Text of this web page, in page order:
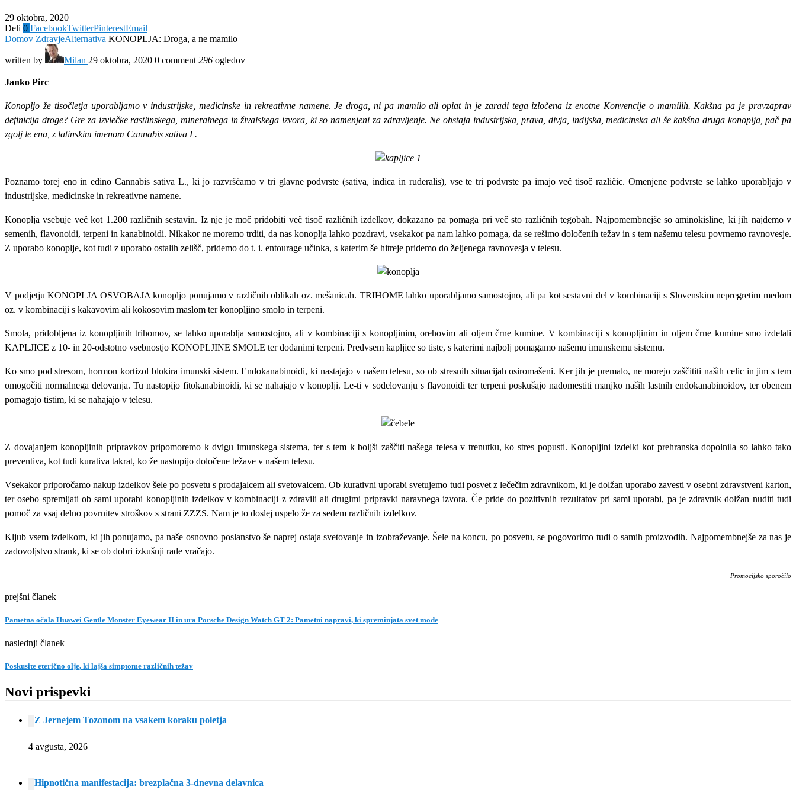
29 oktobra, 2020
Deli 0 FacebookTwitterPinterestEmail
Domov ZdravjeAlternativa KONOPLJA: Droga, a ne mamilo
written by Milan 29 oktobra, 2020 0 comment 296 ogledov
Janko Pirc
Konopljo že tisočletja uporabljamo v industrijske, medicinske in rekreativne namene. Je droga, ni pa mamilo ali opiat in je zaradi tega izločena iz enotne Konvencije o mamilih. Kakšna pa je pravzaprav
definicija droge? Gre za izvlečke rastlinskega, mineralnega in živalskega izvora, ki so namenjeni za zdravljenje. Ne obstaja industrijska, prava, divja, indijska, medicinska ali še kakšna druga konoplja, pač pa
zgolj le ena, z latinskim imenom Cannabis sativa L.
Poznamo torej eno in edino Cannabis sativa L., ki jo razvrščamo v tri glavne podvrste (sativa, indica in ruderalis), vse te tri podvrste pa imajo več tisoč različic. Omenjene podvrste se lahko uporabljajo v
industrijske, medicinske in rekreativne namene.
Konoplja vsebuje več kot 1.200 različnih sestavin. Iz nje je moč pridobiti več tisoč različnih izdelkov, dokazano pa pomaga pri več sto različnih tegobah. Najpomembnejše so aminokisline, ki jih najdemo v
semenih, flavonoidi, terpeni in kanabinoidi. Nikakor ne moremo trditi, da nas konoplja lahko pozdravi, vsekakor pa nam lahko pomaga, da se rešimo določenih težav in s tem našemu telesu povrnemo ravnovesje.
Z uporabo konoplje, kot tudi z uporabo ostalih zelišč, pridemo do t. i. entourage učinka, s katerim še hitreje pridemo do željenega ravnovesja v telesu.
V podjetju KONOPLJA OSVOBAJA konopljo ponujamo v različnih oblikah oz. mešanicah. TRIHOME lahko uporabljamo samostojno, ali pa kot sestavni del v kombinaciji s Slovenskim nepregretim medom
oz. v kombinaciji s kakavovim ali kokosovim maslom ter konopljino smolo in terpeni.
Smola, pridobljena iz konopljinih trihomov, se lahko uporablja samostojno, ali v kombinaciji s konopljinim, orehovim ali oljem črne kumine. V kombinaciji s konopljinim in oljem črne kumine smo izdelali
KAPLJICE z 10- in 20-odstotno vsebnostjo KONOPLJINE SMOLE ter dodanimi terpeni. Predvsem kapljice so tiste, s katerimi najbolj pomagamo našemu imunskemu sistemu.
Ko smo pod stresom, hormon kortizol blokira imunski sistem. Endokanabinoidi, ki nastajajo v našem telesu, so ob stresnih situacijah osiromašeni. Ker jih je premalo, ne morejo zaščititi naših celic in jim s tem
omogočiti normalnega delovanja. Tu nastopijo fitokanabinoidi, ki se nahajajo v konoplji. Le-ti v sodelovanju s flavonoidi ter terpeni poskušajo nadomestiti manjko naših lastnih endokanabinoidov, ter obenem
pomagajo tistim, ki se nahajajo v telesu.
Z dovajanjem konopljinih pripravkov pripomoremo k dvigu imunskega sistema, ter s tem k boljši zaščiti našega telesa v trenutku, ko stres popusti. Konopljini izdelki kot prehranska dopolnila so lahko tako
preventiva, kot tudi kurativa takrat, ko že nastopijo določene težave v našem telesu.
Vsekakor priporočamo nakup izdelkov šele po posvetu s prodajalcem ali svetovalcem. Ob kurativni uporabi svetujemo tudi posvet z lečečim zdravnikom, ki je dolžan uporabo zavesti v osebni zdravstveni karton,
ter osebo spremljati ob sami uporabi konopljinih izdelkov v kombinaciji z zdravili ali drugimi pripravki naravnega izvora. Če pride do pozitivnih rezultatov pri sami uporabi, pa je zdravnik dolžan nuditi tudi
pomoč za vsaj delno povrnitev stroškov s strani ZZZS. Nam je to doslej uspelo že za sedem različnih izdelkov.
Kljub vsem izdelkom, ki jih ponujamo, pa naše osnovno poslanstvo še naprej ostaja svetovanje in izobraževanje. Šele na koncu, po posvetu, se pogovorimo tudi o samih proizvodih. Najpomembnejše za nas je
zadovoljstvo strank, ki se ob dobri izkušnji rade vračajo.
Promocijsko sporočilo
prejšni članek
Pametna očala Huawei Gentle Monster Eyewear II in ura Porsche Design Watch GT 2: Pametni napravi, ki spreminjata svet mode
naslednji članek
Poskusite eterično olje, ki lajša simptome različnih težav
Novi prispevki
Z Jernejem Tozonom na vsakem koraku poletja
4 avgusta, 2026
Hipnotična manifestacija: brezplačna 3-dnevna delavnica